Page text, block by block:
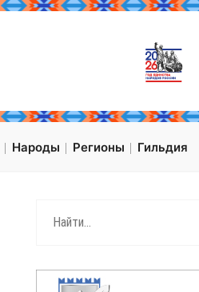
Народы Регионы Гильдия